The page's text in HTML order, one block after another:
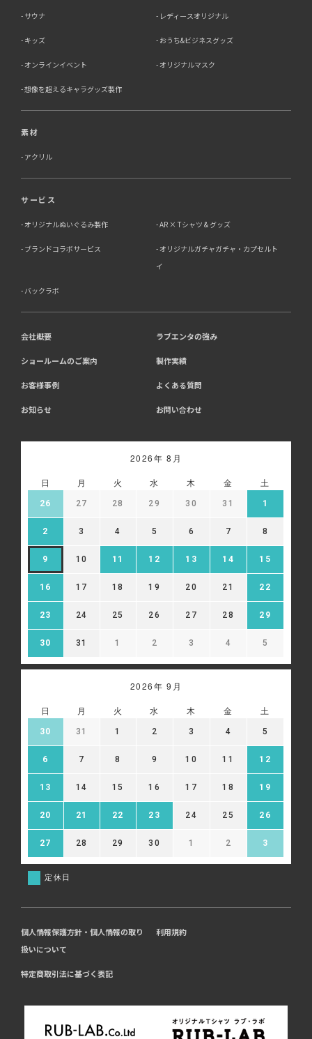
サウナ レディースオリジナル
キッズ おうち&ビジネスグッズ
オンラインイベント オリジナルマスク
想像を超えるキャラグッズ製作
素材
アクリル
サービス
オリジナルぬいぐるみ製作 AR × Tシャツ & グッズ
ブランドコラボサービス
オリジナルガチャガチャ・カプセルト
イ
バックラボ
会社概要 ラブエンタの強み
ショールームのご案内 製作実績
お客様事例 よくある質問
お知らせ お問い合わせ
2026年 8月
日 月 火 水 木 金 土
26 27 28 29 30 31 1
2 3 4 5 6 7 8
9 10 11 12 13 14 15
16 17 18 19 20 21 22
23 24 25 26 27 28 29
30 31 1 2 3 4 5
2026年 9月
日 月 火 水 木 金 土
30 31 1 2 3 4 5
6 7 8 9 10 11 12
13 14 15 16 17 18 19
20 21 22 23 24 25 26
27 28 29 30 1 2 3
定休日
個人情報保護方針・個人情報の取り
扱いについて
利用規約
特定商取引法に基づく表記